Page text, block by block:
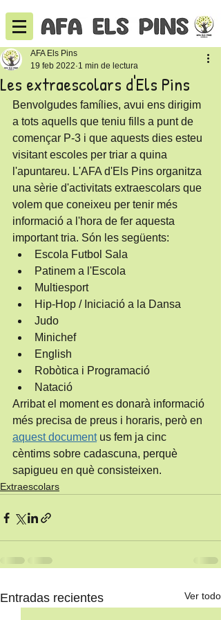
Les extraescolars d'Els Pins
AFA Els Pins
19 feb 2022 1 min de lectura
Benvolgudes famílies, avui ens dirigim
a tots aquells que teniu fills a punt de
començar P-3 i que aquests dies esteu
visitant escoles per triar a quina
l'apuntareu. L'AFA d'Els Pins organitza
una sèrie d'activitats extraescolars que
volem que coneixeu per tenir més
informació a l'hora de fer aquesta
important tria. Són les següents:
Escola Futbol Sala
Patinem a l'Escola
Multiesport
Hip-Hop / Iniciació a la Dansa
Judo
Minichef
English
Robòtica i Programació
Natació
Arribat el moment es donarà informació
més precisa de preus i horaris, però en
aquest document us fem ja cinc
cèntims sobre cadascuna, perquè
sapigueu en què consisteixen.
Extraescolars
Entradas recientes Ver todo